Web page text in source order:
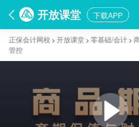
开放课堂 下载APP
正保会计网校 > 开放课堂> 零基础/会计>
管控